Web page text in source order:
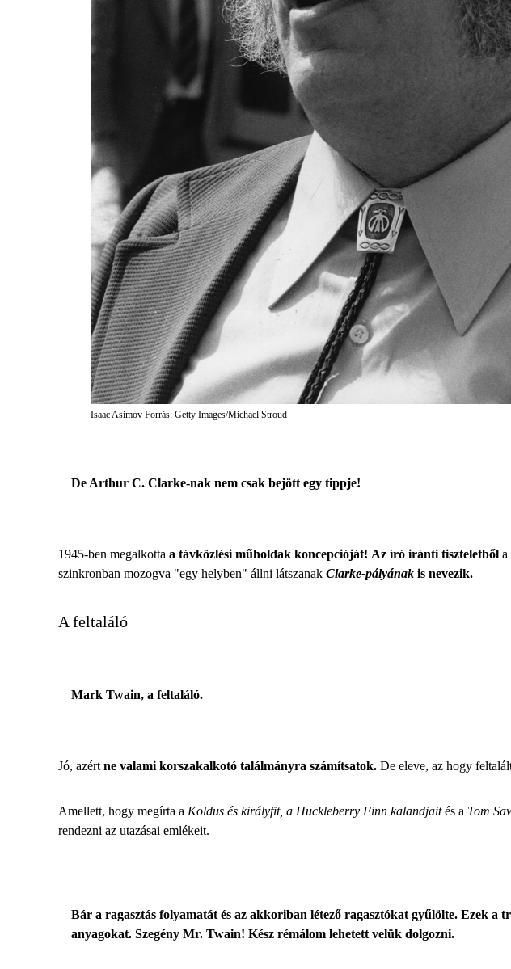
Isaac Asimov Forrás: Getty Images/Michael Stroud
De Arthur C. Clarke-nak nem csak bejött egy tippje!
1945-ben megalkotta a távközlési műholdak koncepcióját! Az író iránti tiszteletből a
szinkronban mozogva "egy helyben" állni látszanak Clarke-pályának is nevezik.
A feltaláló
Mark Twain, a feltaláló.
Jó, azért ne valami korszakalkotó találmányra számítsatok. De eleve, az hogy
Amellett, hogy megírta a Koldus és királyfit, a Huckleberry Finn kalandjaités a Tom
rendezni az utazásai emlékeit.
Bár a ragasztás folyamatát és az akkoriban létező ragasztókat gyűlölte. Ezek
anyagokat. Szegény Mr. Twain! Kész rémálom lehetett velük dolgozni.